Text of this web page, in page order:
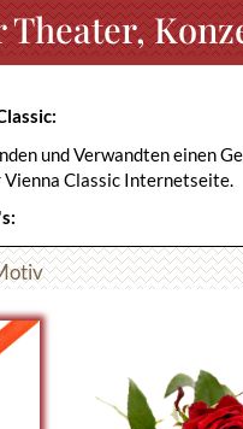
Theater,
und Verwandten einen
Classic Internetseite.